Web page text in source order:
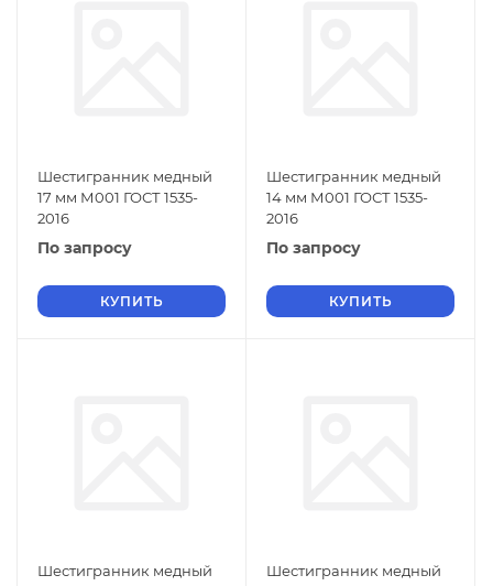
Шестигранник медный
17 мм М001 ГОСТ 1535-
2016
По запросу
КУПИТЬ
Шестигранник медный
14 мм М001 ГОСТ 1535-
2016
По запросу
КУПИТЬ
Шестигранник медный
Шестигранник медный